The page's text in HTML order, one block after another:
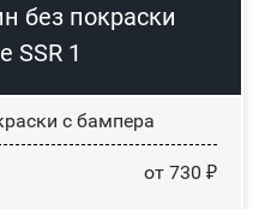
без покраски
SSR 1
с бампера
от 730 ₽